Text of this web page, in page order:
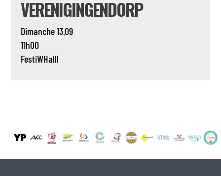
VERENIGINGENDORP
Dimanche 13.09
11h00
FestiWHalll